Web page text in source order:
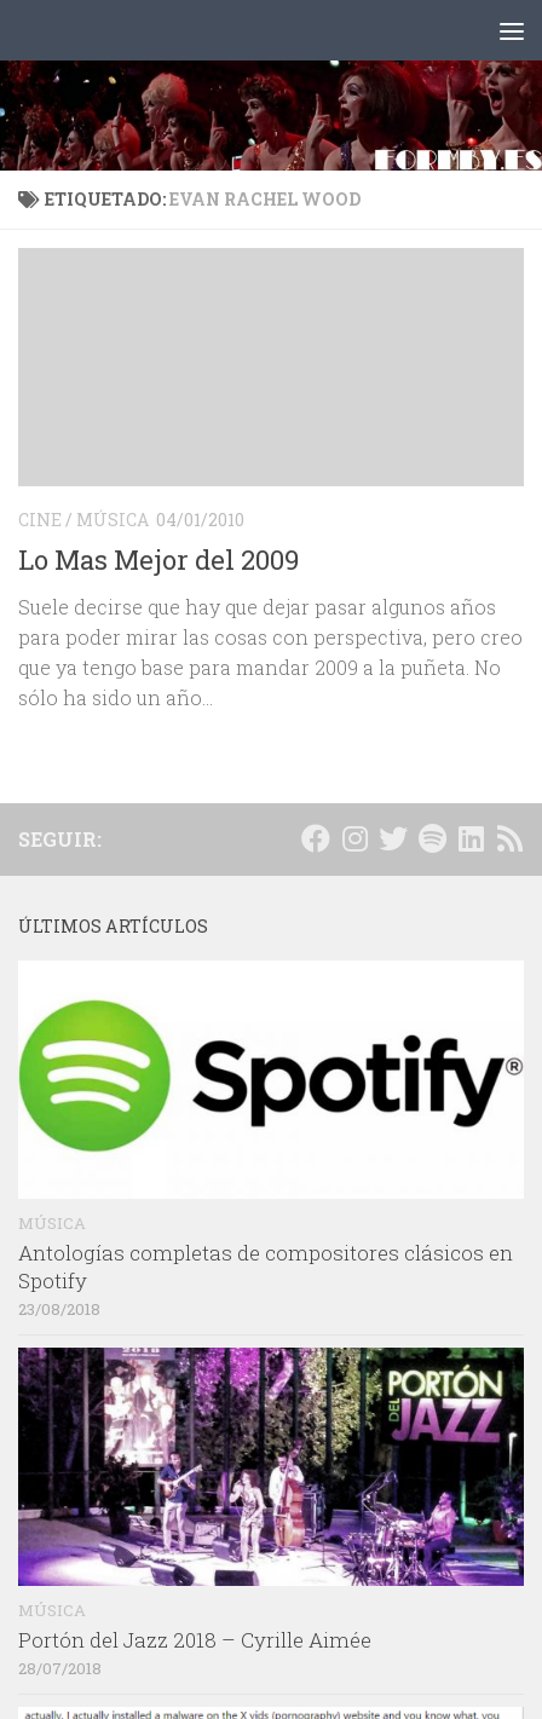
ETIQUETADO:EVAN RACHEL WOOD
CINE / MÚSICA 04/01/2010
Lo Mas Mejor del 2009
Suele decirse que hay que dejar pasar algunos años
para poder mirar las cosas con perspectiva, pero creo
que ya tengo base para mandar 2009 a la puñeta. No
sólo ha sido un año...
SEGUIR:
ÚLTIMOS ARTÍCULOS
MÚSICA
Antologías completas de compositores clásicos en
Spotify
23/08/2018
MÚSICA
Portón del Jazz 2018 – Cyrille Aimée
28/07/2018